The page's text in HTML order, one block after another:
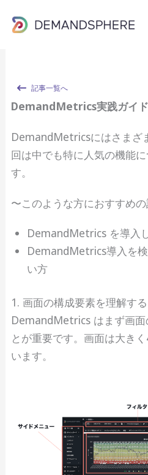
記事一覧へ
DemandMetrics実践ガイド
DemandMetricsにはさまざ
回は中でも特に人気の機能
す。
〜このような方におすすめ
DemandMetrics を導入
DemandMetrics導入を
い方
1. 画面の構成要素を理解する
DemandMetrics はまず画面
とが重要です。画面は大き
います。